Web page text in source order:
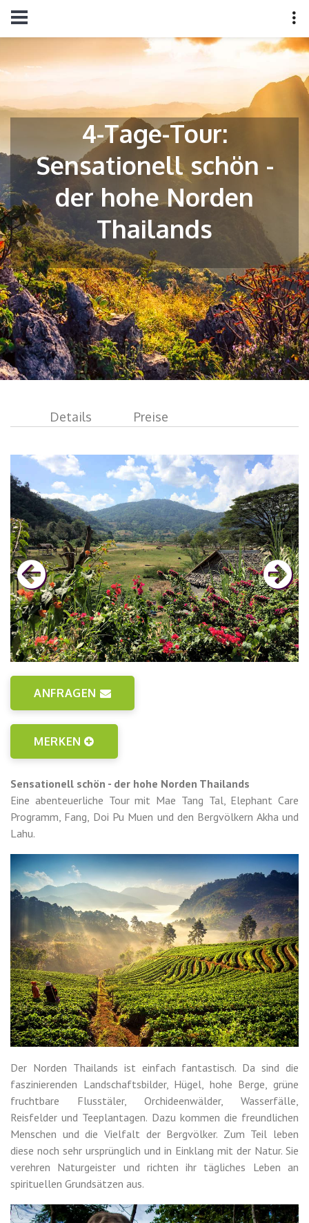
4-Tage-Tour:
Sensationell schön -
der hohe Norden
Thailands
Details Preise
ANFRAGEN
MERKEN
Sensationell schön - der hohe Norden Thailands
Eine abenteuerliche Tour mit Mae Tang Tal, Elephant Care
Programm, Fang, Doi Pu Muen und den Bergvölkern Akha und
Lahu.
Der Norden Thailands ist einfach fantastisch. Da sind die
faszinierenden Landschaftsbilder, Hügel, hohe Berge, grüne
fruchtbare Flusstäler, Orchideenwälder, Wasserfälle,
Reisfelder und Teeplantagen. Dazu kommen die freundlichen
Menschen und die Vielfalt der Bergvölker. Zum Teil leben
diese noch sehr ursprünglich und in Einklang mit der Natur. Sie
verehren Naturgeister und richten ihr tägliches Leben an
spirituellen Grundsätzen aus.